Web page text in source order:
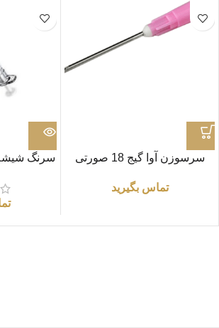
سرسوزن آوا گیج 18 صورتی
تماس بگیرید